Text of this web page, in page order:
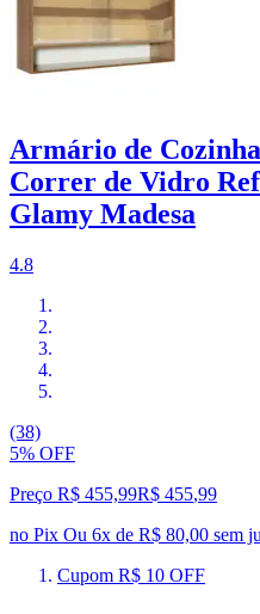
Armário de
Correr de Vidro
Glamy Madesa
4.8
(38)
5% OFF
Preço R$ 455,99R$ 455,99
no Pix Ou 6x de R$ 80,00 sem
Cupom R$ 10 OFF